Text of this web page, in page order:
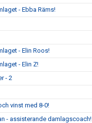
- Ebba Räms!
- Elin Roos!
- Elin Z!
- 2
vinst med 8-0!
- assisterande damlagscoach!